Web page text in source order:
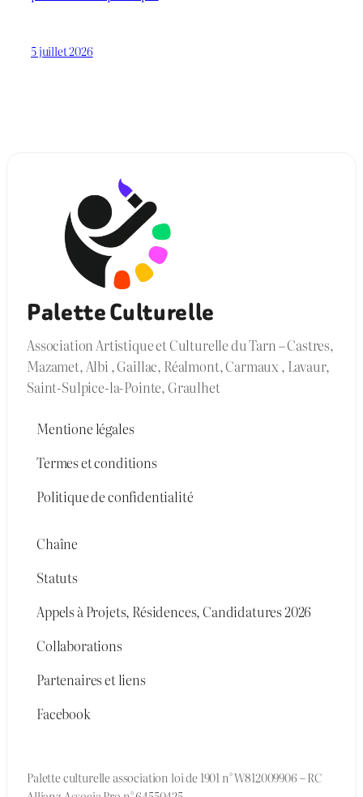
5 juillet 2026
Palette Culturelle
Association Artistique et Culturelle du Tarn – Castres,
Mazamet, Albi , Gaillac, Réalmont, Carmaux , Lavaur,
Saint-Sulpice-la-Pointe, Graulhet
Mentione légales
Termes et conditions
Politique de confidentialité
Chaîne
Statuts
Appels à Projets, Résidences, Candidatures 2026
Collaborations
Partenaires et liens
Facebook
Palette culturelle association loi de 1901 n° W812009906 – RC